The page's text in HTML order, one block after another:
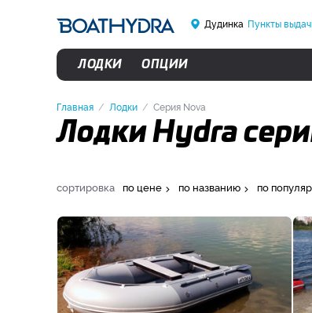
Дудинка Пункты
ЛОДКИ ОПЦИИ
Главная Лодки Серия Nova
Лодки Hydra
сортировка по цене по названию по